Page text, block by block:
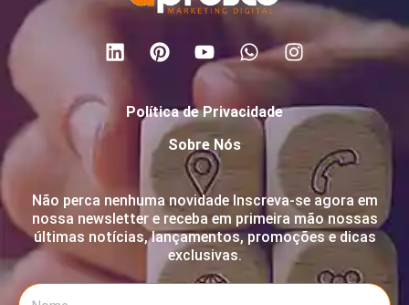
Política de Privacidade
Sobre Nós
Não perca nenhuma novidade Inscreva-se agora em
nossa newsletter e receba em primeira mão nossas
últimas notícias, lançamentos, promoções e dicas
exclusivas.